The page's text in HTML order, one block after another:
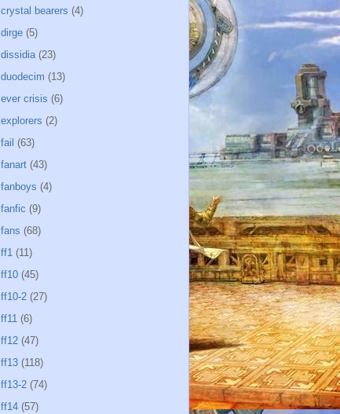
crystal bearers (4)
dirge (5)
dissidia (23)
duodecim (13)
ever crisis (6)
explorers (2)
fail (63)
fanart (43)
fanboys (4)
fanfic (9)
fans (68)
ff1 (11)
ff10 (45)
ff10-2 (27)
ff11 (6)
ff12 (47)
ff13 (118)
ff13-2 (74)
ff14 (57)